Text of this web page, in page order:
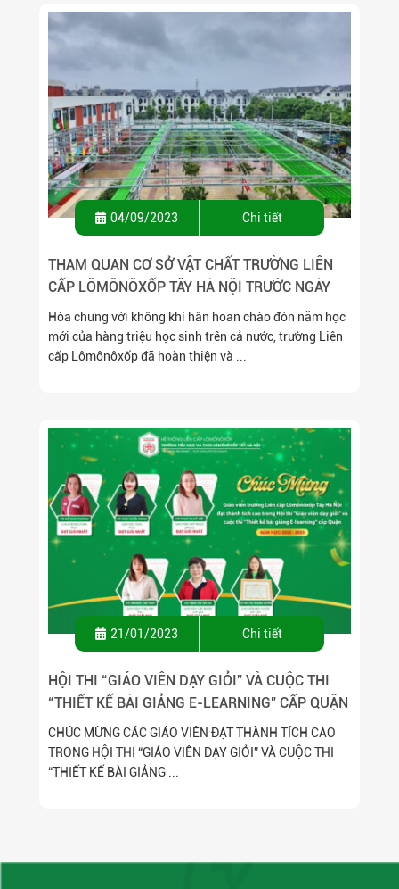
04/09/2023 Chi tiết
THAM QUAN CƠ SỞ VẬT CHẤT TRƯỜNG LIÊN
CẤP LÔMÔNÔXỐP TÂY HÀ NỘI TRƯỚC NGÀY
KHAI GIẢNG NĂM HỌC 2023 – 2024
Hòa chung với không khí hân hoan chào đón năm học
mới của hàng triệu học sinh trên cả nước, trường Liên
cấp Lômônôxốp đã hoàn thiện và ...
21/01/2023 Chi tiết
HỘI THI “GIÁO VIÊN DẠY GIỎI” VÀ CUỘC THI
“THIẾT KẾ BÀI GIẢNG E-LEARNING” CẤP QUẬN
NĂM HỌC 2022-2023.
CHÚC MỪNG CÁC GIÁO VIÊN ĐẠT THÀNH TÍCH CAO
TRONG HỘI THI “GIÁO VIÊN DẠY GIỎI” VÀ CUỘC THI
“THIẾT KẾ BÀI GIẢNG ...